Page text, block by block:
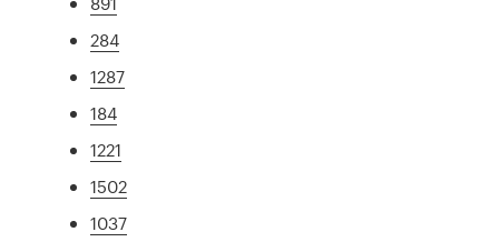
284
1287
184
1221
1502
1037